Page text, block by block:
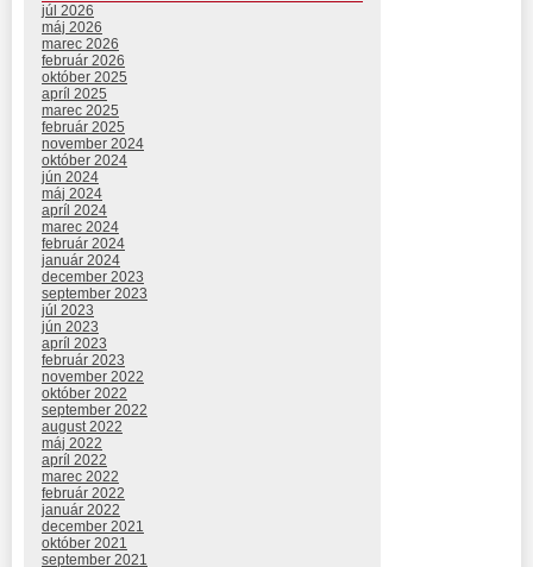
júl 2026
máj 2026
marec 2026
február 2026
október 2025
apríl 2025
marec 2025
február 2025
november 2024
október 2024
jún 2024
máj 2024
apríl 2024
marec 2024
február 2024
január 2024
december 2023
september 2023
júl 2023
jún 2023
apríl 2023
február 2023
november 2022
október 2022
september 2022
august 2022
máj 2022
apríl 2022
marec 2022
február 2022
január 2022
december 2021
október 2021
september 2021